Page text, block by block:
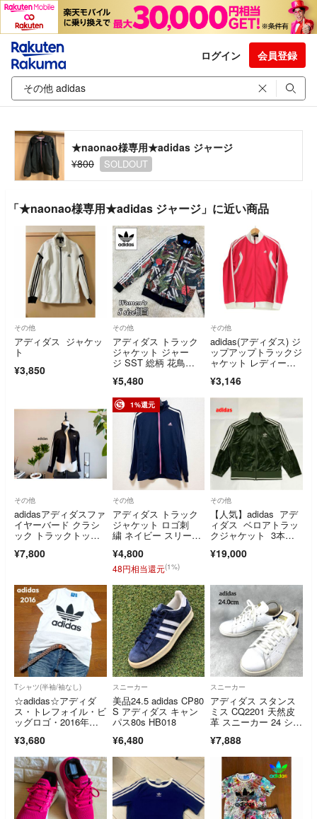
ログイン 会員登録
★naonao様専用★adidas ジャージ
¥800
SOLDOUT
「★naonao様専用★adidas ジャージ」に近い商品
その他
アディダス ジャケッ
ト
¥3,850
その他
アディダス トラック
ジャケット ジャー
ジ SST 総柄 花鳥
¥5,480
その他
adidas(アディダス) ジ
ップアップトラックジ
ャケット レディー
¥3,146
その他
adidasアディダスファ
イヤーバード クラシ
ック トラックトップ
¥7,800
1%還元
その他
アディダス トラック
ジャケット ロゴ刺
繍 ネイビー スリーラ
¥4,800
48円相当還元(1%)
その他
【人気】adidas アデ
ィダス ベロアトラッ
クジャケット 3本ラ
¥19,000
Tシャツ(半袖/袖なし)
☆adidas☆アディダ
ス・トレフォイル・ビ
ッグロゴ・2016年
(M)・ホワイト
¥3,680
スニーカー
美品24.5 adidas CP80
S アディダス キャン
パス80s HB018
¥6,480
スニーカー
アディダス スタンス
ミス CQ2201 天然皮
革 スニーカー 24 シボ
¥7,888